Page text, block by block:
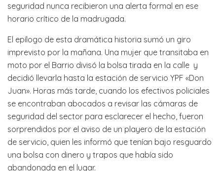
seguridad nunca recibieron una alerta formal en ese
horario crítico de la madrugada.
El epílogo de esta dramática historia sumó un giro
imprevisto por la mañana. Una mujer que transitaba en
moto por el Barrio divisó la bolsa tirada en la calle y
decidió llevarla hasta la estación de servicio YPF «Don
Juan». Horas más tarde, cuando los efectivos policiales
se encontraban abocados a revisar las cámaras de
seguridad del sector para esclarecer el hecho, fueron
sorprendidos por el aviso de un playero de la estación
de servicio, quien les informó que tenían bajo resguardo
una bolsa con dinero y trapos que había sido
abandonada en el lugar.